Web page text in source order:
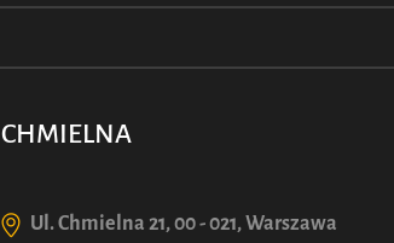
CHMIELNA
Ul. Chmielna 21, 00 - 021, Warszawa